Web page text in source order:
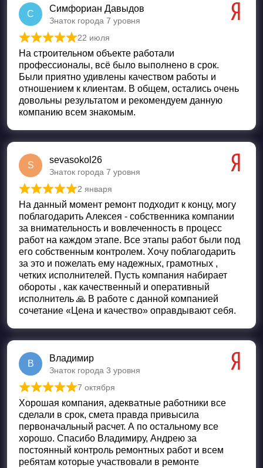
С
Симфориан Давыдов
Знаток города 7 уровня
Оценка
22 июля
На строительном объекте работали
профессионалы, всё было выполнено в срок.
Были приятно удивлены качеством работы и
отношением к клиентам. В общем, остались очень
довольны результатом и рекомендуем данную
компанию всем знакомым.
S
sevasokol26
Знаток города 7 уровня
Оценка из 5
2 января
На данный момент ремонт подходит к концу, могу
поблагодарить Алексея - собственника компании
за внимательность и вовлеченность в процесс
работ на каждом этапе. Все этапы работ были под
его собственным контролем. Хочу поблагодарить
за это и пожелать ему надежных, грамотных ,
четких исполнителей. Пусть компания набирает
обороты , как качественный и оперативный
исполнитель 🙏 В работе с данной компанией
сочетание «Цена и качество» оправдывают себя.
В
Владимир
Знаток города 3 уровня
Оценка из 5
7 октября
Хорошая компания, адекватные работники все
сделали в срок, смета правда привысила
первоначальный расчет. А по остальному все
хорошо. Спасибо Владимиру, Андрею за
постоянный контроль ремонтных работ и всем
ребятам которые участвовали в ремонте